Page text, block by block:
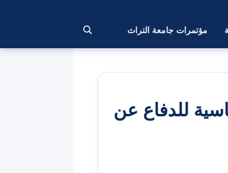
مؤتمرات جامعة التراث
للدفاع عن